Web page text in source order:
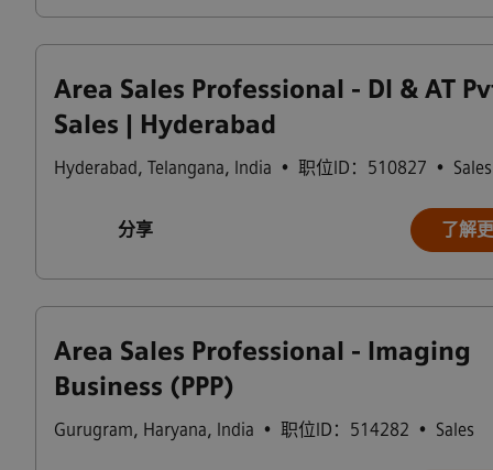
Area Sales Professional - DI & AT
Sales | Hyderabad
Hyderabad, Telangana, India • 职位ID：510827 • Sales
分享 了解
Area Sales Professional - Imaging
Business (PPP)
Gurugram, Haryana, India • 职位ID：514282 • Sales